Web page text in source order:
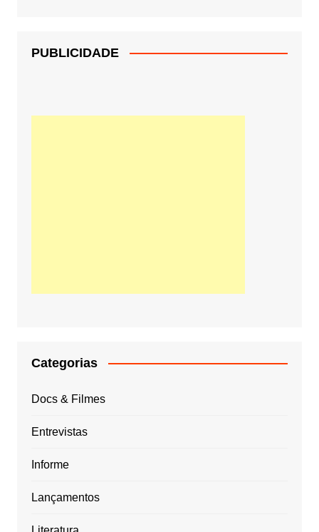
PUBLICIDADE
Categorias
Docs & Filmes
Entrevistas
Informe
Lançamentos